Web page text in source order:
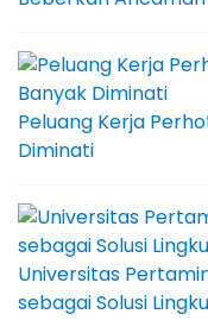
Peluang Kerja
Diminati
Universitas
sebagai Solusi